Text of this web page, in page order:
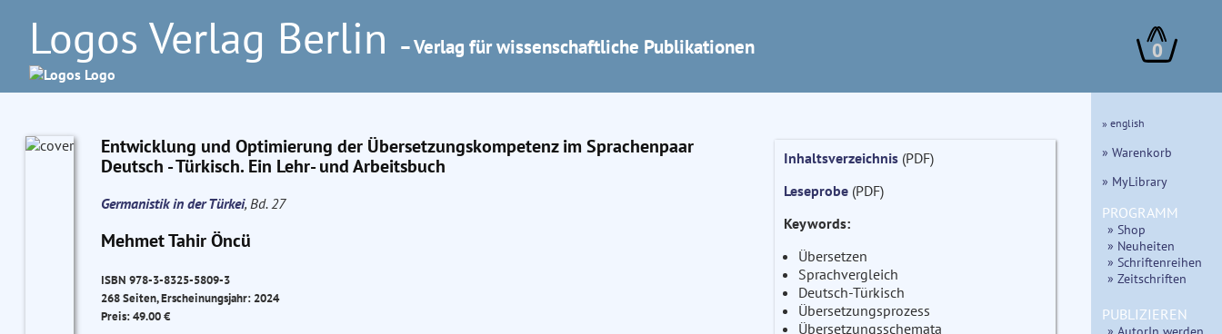
Logos Verlag Berlin – Verlag für wissenschaftliche Publikationen 0
Entwicklung und Optimierung der Übersetzungskompetenz im Sprachenpaar
Deutsch - Türkisch. Ein Lehr- und Arbeitsbuch
Germanistik in der Türkei, Bd. 27
Mehmet Tahir Öncü
ISBN 978-3-8325-5809-3
268 Seiten, Erscheinungsjahr: 2024
Preis: 49.00 €
Inhaltsverzeichnis(PDF)
Leseprobe(PDF)
Keywords:
Übersetzen
Sprachvergleich
Deutsch-Türkisch
Übersetzungsprozess
Übersetzungsschemata
» english
» Warenkorb
» MyLibrary
PROGRAMM
» Shop
» Neuheiten
» Schriftenreihen
» Zeitschriften
PUBLIZIEREN
» AutorIn werden